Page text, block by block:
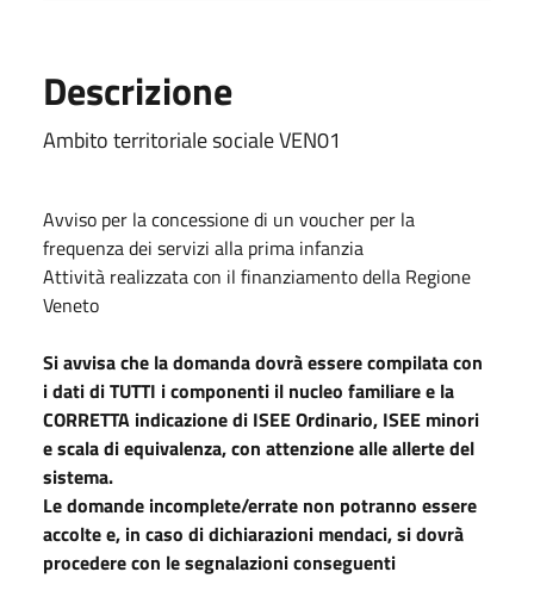
Descrizione
Ambito territoriale sociale VEN01
Avviso per la concessione di un voucher per la
frequenza dei servizi alla prima infanzia
Attività realizzata con il finanziamento della Regione
Veneto
Si avvisa che la domanda dovrà essere compilata con
i dati di TUTTI i componenti il nucleo familiare e la
CORRETTA indicazione di ISEE Ordinario, ISEE minori
e scala di equivalenza, con attenzione alle allerte del
sistema.
Le domande incomplete/errate non potranno essere
accolte e, in caso di dichiarazioni mendaci, si dovrà
procedere con le segnalazioni conseguenti